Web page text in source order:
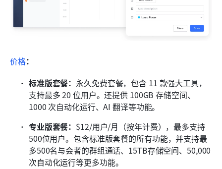
价格：
标准版套餐： 永久免费套餐，包含 11 款强大工具，
支持最多 20 位用户。还提供 100GB 存储空间、
1000 次自动化运行、AI 翻译等功能。
专业版套餐： $12/用户/月（按年计费），最多支持
500位用户。包含标准版套餐的所有功能，并支持最
多500名与会者的群组通话、15TB存储空间、50,000
次自动化运行等更多功能。